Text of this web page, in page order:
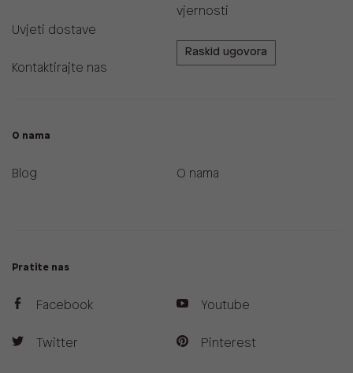
Uvjeti dostave
Kontaktirajte nas
vjernosti
Raskid ugovora
O nama
Blog O nama
Pratite nas
Facebook
Twitter
Youtube
Pinterest